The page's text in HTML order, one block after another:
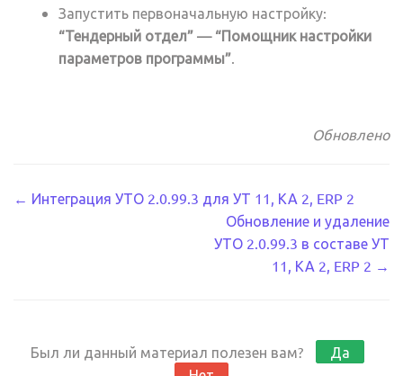
Запустить первоначальную настройку:
“Тендерный отдел” — “Помощник настройки
параметров программы”.
Обновлено
Навигация
← Интеграция УТО 2.0.99.3 для УТ 11, КА 2, ERP 2
Обновление и удаление
УТО 2.0.99.3 в составе УТ
11, КА 2, ERP 2 →
Был ли данный материал полезен вам?
Да